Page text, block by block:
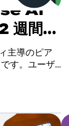
AI
週間以
み、売
の事例
主導のピア
す。ユーザ
ムの売買や
韓国でリリ
はグローバ
登録ユーザー